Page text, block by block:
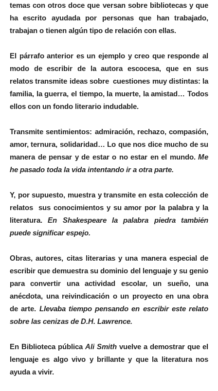
temas con otros doce que versan sobre bibliotecas y que
ha escrito ayudada por personas que han trabajado,
trabajan o tienen algún tipo de relación con ellas.
El párrafo anterior es un ejemplo y creo que responde al
modo de escribir de la autora escocesa, que en sus
relatos transmite ideassobre cuestiones muy distintas: la
familia, la guerra, el tiempo, la muerte, la amistad… Todos
ellos con un fondo literario indudable.
Transmitesentimientos: admiración, rechazo, compasión,
amor, ternura, solidaridad… Lo que nos dice mucho de su
manera de pensar y de estar o no estar en el mundo. Me
he pasado toda la vida intentando ir a otra parte.
Y, por supuesto, muestra y transmite en esta colección de
relatos susconocimientos y su amor por la palabra y la
literatura.En Shakespeare la palabra piedra también
puede significar espejo.
Obras, autores, citas literarias y una manera especial de
escribir que demuestra su dominio del lenguaje y su genio
para convertir una actividad escolar, un sueño, una
anécdota, una reivindicación o un proyecto en una obra
de arte. Llevaba tiempo pensando en escribir este relato
sobre las cenizas de D.H. Lawrence.
En Biblioteca pública Ali Smith vuelve a demostrar que el
lenguaje es algo vivo y brillante y que la literatura nos
ayuda a vivir.